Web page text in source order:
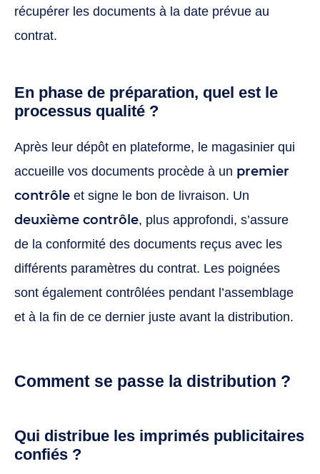
récupérer les documents à la date prévue au
contrat.
En phase de préparation, quel est le
processus qualité ?
Après leur dépôt en plateforme, le magasinier qui
accueille vos documents procède à un premier
contrôle et signe le bon de livraison. Un
deuxième contrôle, plus approfondi, s’assure
de la conformité des documents reçus avec les
différents paramètres du contrat. Les poignées
sont également contrôlées pendant l’assemblage
et à la fin de ce dernier juste avant la distribution.
Comment se passe la distribution ?
Qui distribue les imprimés publicitaires
confiés ?